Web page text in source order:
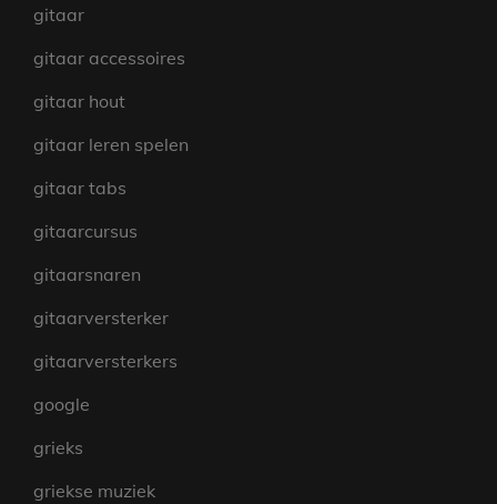
gitaar
gitaar accessoires
gitaar hout
gitaar leren spelen
gitaar tabs
gitaarcursus
gitaarsnaren
gitaarversterker
gitaarversterkers
google
grieks
griekse muziek